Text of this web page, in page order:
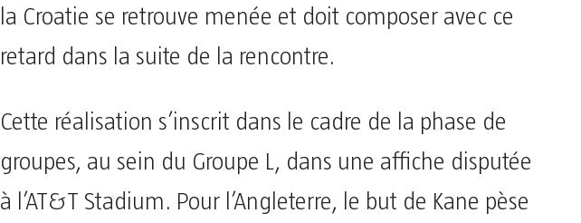
la Croatie se retrouve menée et doit composer avec ce
retard dans la suite de la rencontre.
Cette réalisation s’inscrit dans le cadre de la phase de
groupes, au sein du Groupe L, dans une affiche disputée
à l’AT&T Stadium. Pour l’Angleterre, le but de Kane pèse